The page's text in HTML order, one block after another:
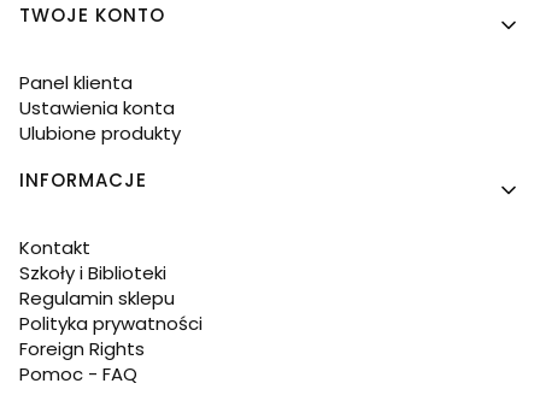
TWOJE KONTO
Panel klienta
Ustawienia konta
Ulubione produkty
INFORMACJE
Kontakt
Szkoły i Biblioteki
Regulamin sklepu
Polityka prywatności
Foreign Rights
Pomoc - FAQ